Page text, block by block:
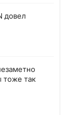
довел
тоже так